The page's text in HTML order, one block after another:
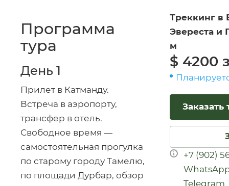
Треккинг в
Эвереста и
м
$ 4200
Заказать
+7 (902)
Telegram
Программа
тура
День 1
Прилет в Катманду.
Встреча в аэропорту,
трансфер в отель.
Свободное время —
самостоятельная прогулка
по старому городу Тамелю,
по площади Дурбар, обзор